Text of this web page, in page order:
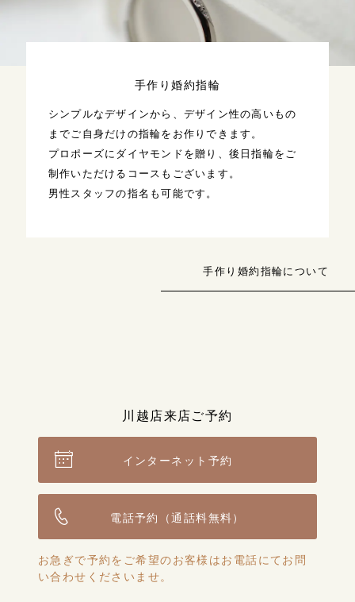
手作り婚約指輪
シンプルなデザインから、デザイン性の高いもの
までご自身だけの指輪をお作りできます。
プロポーズにダイヤモンドを贈り、後日指輪をご
制作いただけるコースもございます。
男性スタッフの指名も可能です。
手作り婚約指輪について
川越店来店ご予約
インターネット予約
電話予約（通話料無料）
お急ぎで予約をご希望のお客様はお電話にてお問
い合わせくださいませ。